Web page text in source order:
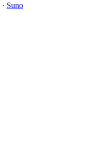
· Suno